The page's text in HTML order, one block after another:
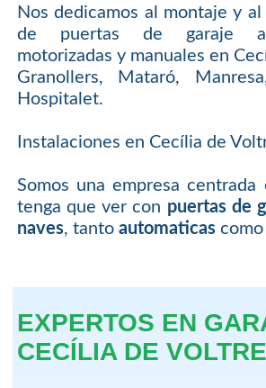
Nos dedicamos al montaje y
de puertas de garaje
motorizadas y manuales en
Granollers, Mataró,
Hospitalet.
Instalaciones en Cecília de
Somos una empresa
tenga que ver con puertas de
naves, tanto automaticascomo
EXPERTOS EN
CECÍLIA DE